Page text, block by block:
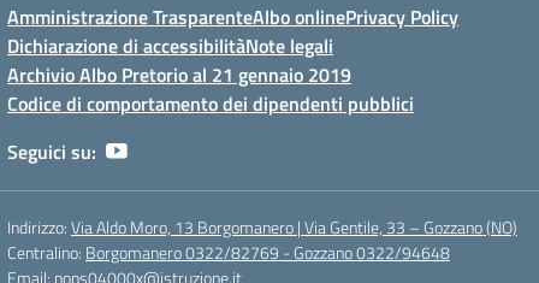
Amministrazione TrasparenteAlbo onlinePrivacy Policy
Dichiarazione di accessibilitàNote legali
Archivio Albo Pretorio al 21 gennaio 2019
Codice di comportamento dei dipendenti pubblici
Seguici su:
Indirizzo:Via Aldo Moro, 13 Borgomanero | Via Gentile, 33 – Gozzano (NO)
Centralino: Borgomanero 0322/82769 - Gozzano 0322/94648
Email: nops04000x@istruzione.it